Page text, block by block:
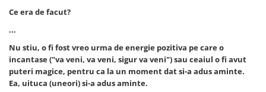
Ce era de facut?
...
Nu stiu, o fi fost vreo urma de energie pozitiva pe care o
incantase ("va veni, va veni, sigur va veni") sau ceaiul o fi avut
puteri magice, pentru ca la un moment dat si-a adus aminte.
Ea, uituca (uneori) si-a adus aminte.